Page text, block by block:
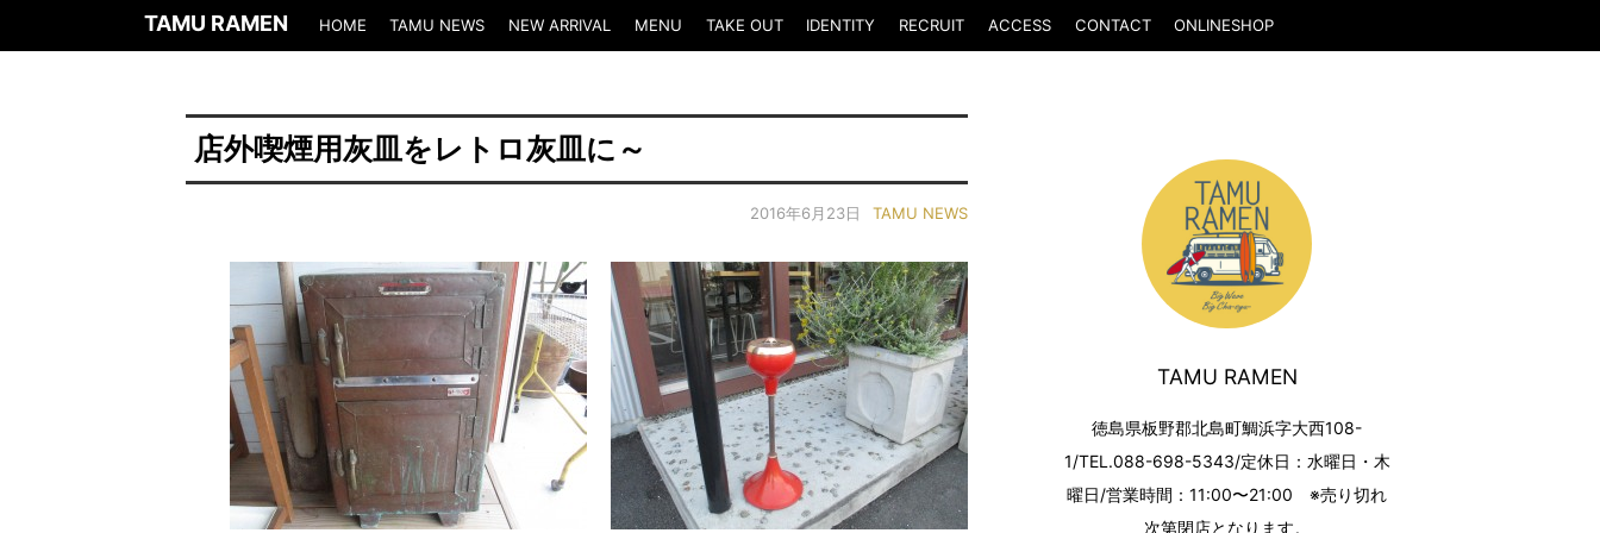
TAMU RAMEN HOME TAMU NEWS NEW ARRIVAL MENU TAKE OUT IDENTITY RECRUIT ACCESS CONTACT ONLINESHOP
店外喫煙用灰皿をレトロ灰皿に～
2016年6月23日 TAMU NEWS
TAMU RAMEN
徳島県板野郡北島町鯛浜字大西108-
1/TEL.088-698-5343/定休日：水曜日・木
曜日/営業時間：11:00〜21:00 ※売り切れ
次第閉店となります。